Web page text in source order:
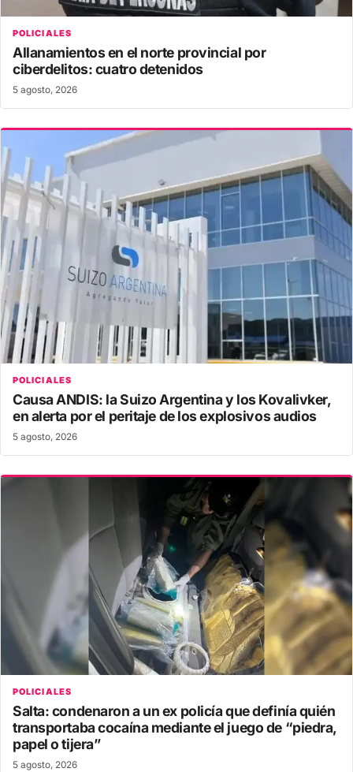
POLICIALES
Allanamientos en el norte provincial por
ciberdelitos: cuatro detenidos
5 agosto, 2026
POLICIALES
Causa ANDIS: la Suizo Argentina y los Kovalivker,
en alerta por el peritaje de los explosivos audios
5 agosto, 2026
POLICIALES
Salta: condenaron a un ex policía que definía quién
transportaba cocaína mediante el juego de “piedra,
papel o tijera”
5 agosto, 2026